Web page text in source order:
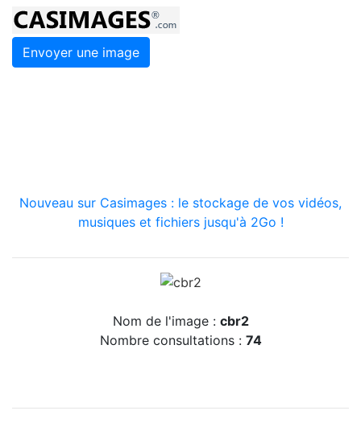
Envoyer une image
Nouveau sur Casimages : le stockage de vos vidéos,
musiques et fichiers jusqu'à 2Go !
Nom de l'image : cbr2
Nombre consultations : 74